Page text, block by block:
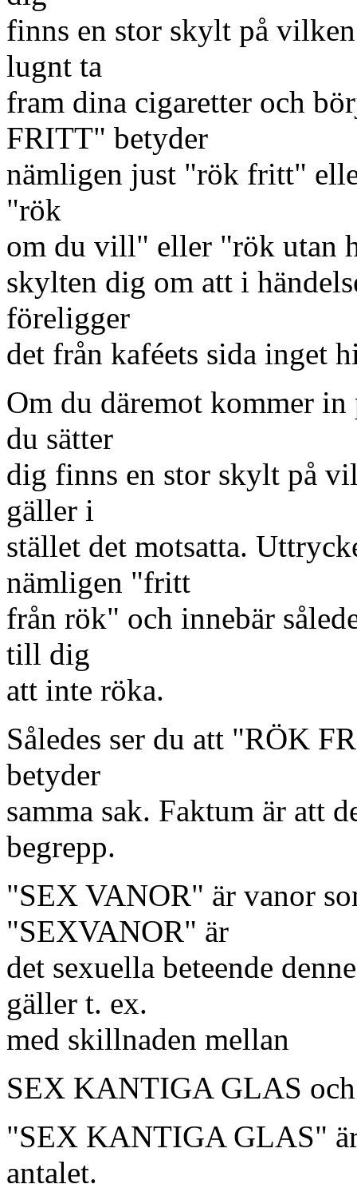
finns en stor skylt på
lugnt ta
fram dina cigaretter och
FRITT" betyder
nämligen just "rök fritt"
"rök
om du vill" eller "rök utan
skylten dig om att i
föreligger
det från kaféets sida inget
Om du däremot kommer
du sätter
dig finns en stor skylt på
gäller i
stället det motsatta.
nämligen "fritt
från rök" och innebär
till dig
att inte röka.
Således ser du att "RÖK
betyder
samma sak. Faktum är att
begrepp.
"SEX VANOR" är vanor
"SEXVANOR" är
det sexuella beteende
gäller t. ex.
med skillnaden mellan
SEX KANTIGA GLAS
"SEX KANTIGA GLAS"
antalet.